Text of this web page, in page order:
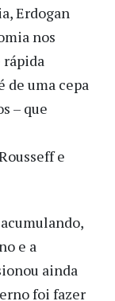
Erdogan
nos
de uma cepa
– que
e
e a
ainda
foi fazer